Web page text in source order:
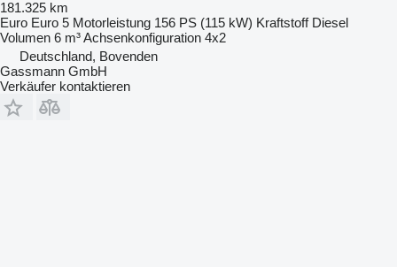
181.325 km
Euro Euro 5 Motorleistung 156 PS (115 kW) Kraftstoff Diesel
Volumen 6 m³Achsenkonfiguration 4x2
Deutschland, Bovenden
Gassmann GmbH
Verkäufer kontaktieren